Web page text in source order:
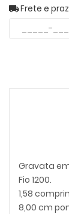
Frete e
Gravata
Fio 1200.
1,58
8,00 cm